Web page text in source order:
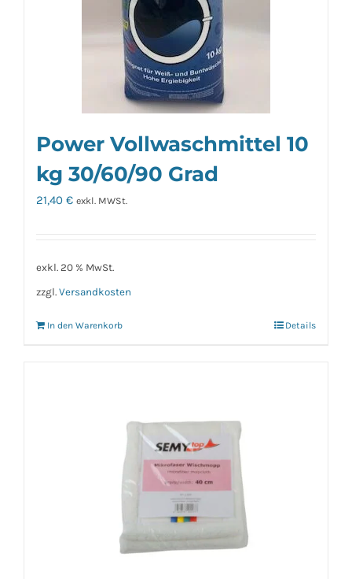
Power Vollwaschmittel 10
kg 30/60/90 Grad
21,40 € exkl. MWSt.
exkl. 20 % MwSt.
zzgl. Versandkosten
In den Warenkorb Details